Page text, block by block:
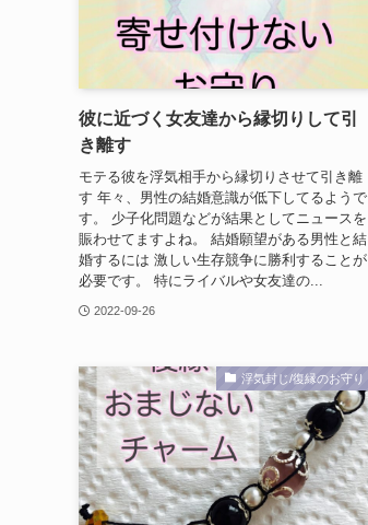
彼に近づく女友達から縁切りして引
き離す
モテる彼を浮気相手から縁切りさせて引き離
す 年々、男性の結婚意識が低下してるようで
す。 少子化問題などが結果としてニュースを
賑わせてますよね。 結婚願望がある男性と結
婚するには 激しい生存競争に勝利することが
必要です。 特にライバルや女友達の...
2022-09-26
浮気封じ/復縁のお守り